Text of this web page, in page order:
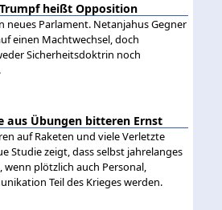
heißt Opposition
neues Parlament. Netanjahus Gegner
einen Machtwechsel, doch
Sicherheitsdoktrin noch
aus Übungen bitteren Ernst
auf Raketen und viele Verletzte
Studie zeigt, dass selbst jahrelanges
wenn plötzlich auch Personal,
Teil des Krieges werden.